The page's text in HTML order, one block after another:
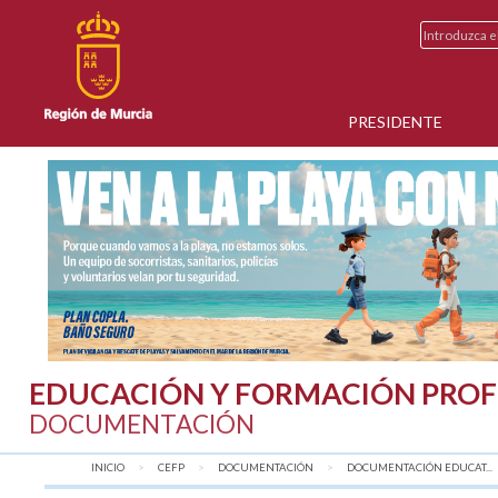
PRESIDENTE
EDUCACIÓN Y FORMACIÓN
DOCUMENTACIÓN
INICIO CEFP DOCUMENTACIÓN DOCUMENTACIÓN EDUCAT...